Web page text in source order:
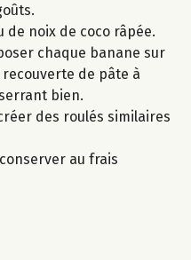
de noix de coco râpée.
chaque banane sur
de pâte à
bien.
des roulés similaires
au frais